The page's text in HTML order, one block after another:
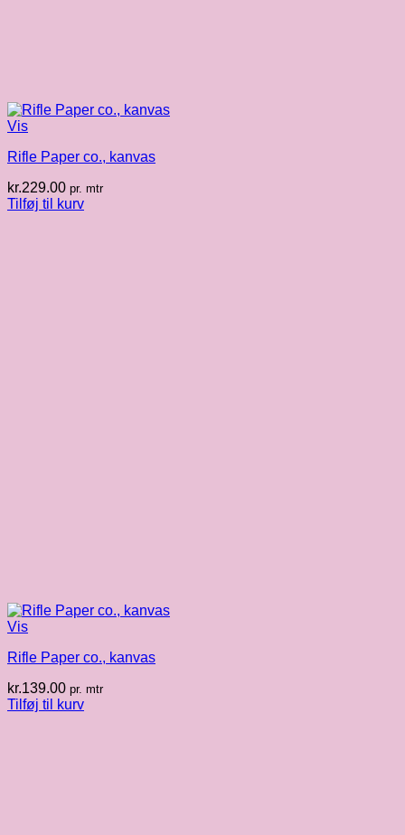
Vis
Rifle Paper co., kanvas
kr.229.00 pr. mtr
Tilføj til kurv
Vis
Rifle Paper co., kanvas
kr.139.00 pr. mtr
Tilføj til kurv